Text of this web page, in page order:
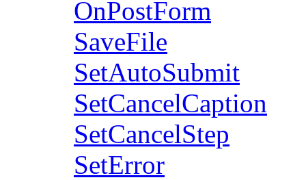
OnPostForm
SaveFile
SetAutoSubmit
SetCancelCaption
SetCancelStep
SetError